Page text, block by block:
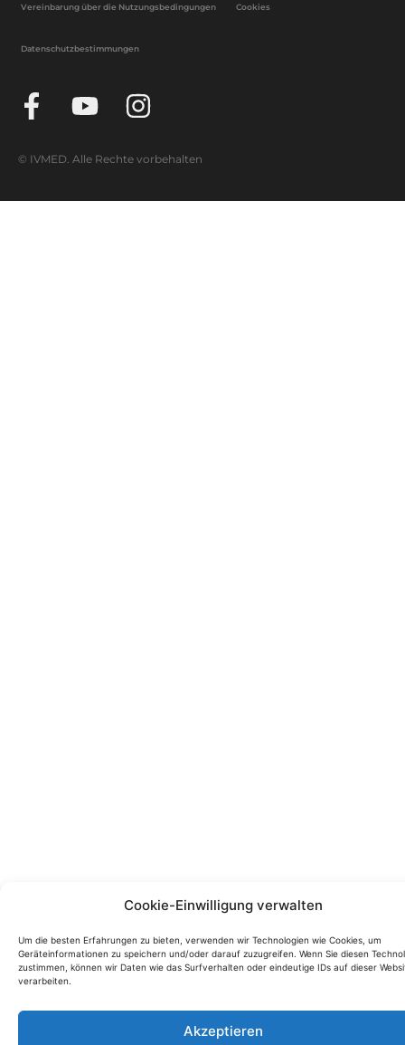
Cookie-Einwilligung verwalten
Um die besten Erfahrungen zu bieten, verwenden wir Technologien wie Cookies, um
Geräteinformationen zu speichern und/oder darauf zuzugreifen. Wenn Sie diesen
zustimmen, können wir Daten wie das Surfverhalten oder eindeutige IDs auf dieser
verarbeiten.
Akzeptieren
Vereinbarung über die Nutzungsbedingungen Cookies
Datenschutzbestimmungen
© IVMED. Alle Rechte vorbehalten